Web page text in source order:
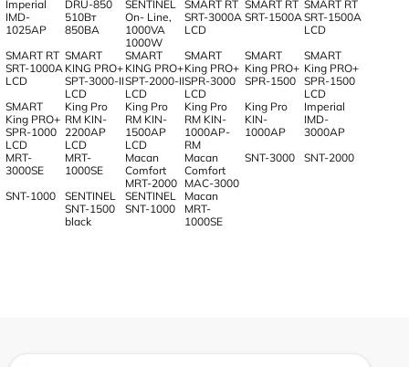
Imperial
IMD-
1025AP
DRU-850
510Вт
850ВА
SENTINEL
On- Line,
1000VA
1000W
SMART RT
SRT-3000A
LCD
SMART RT
SRT-1500A
SMART RT
SRT-1500A
LCD
SMART RT
SRT-1000A
LCD
SMART
KING PRO+
SPT-3000-II
LCD
SMART
KING PRO+
SPT-2000-II
LCD
SMART
King PRO+
SPR-3000
LCD
SMART
King PRO+
SPR-1500
SMART
King PRO+
SPR-1500
LCD
SMART
King PRO+
SPR-1000
LCD
King Pro
RM KIN-
2200AP
LCD
King Pro
RM KIN-
1500AP
LCD
King Pro
RM KIN-
1000AP-
RM
King Pro
KIN-
1000AP
Imperial
IMD-
3000AP
MRT-
3000SE
MRT-
1000SE
Macan
Comfort
MRT-2000
Macan
Comfort
MAC-3000
SNT-3000 SNT-2000
SNT-1000
SENTINEL
SNT-1500
black
SENTINEL
SNT-1000
Macan
MRT-
1000SE